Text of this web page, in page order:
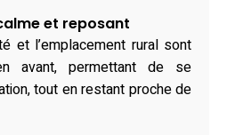
et reposant
et l’emplacement rural sont
avant, permettant de se
tout en restant proche de